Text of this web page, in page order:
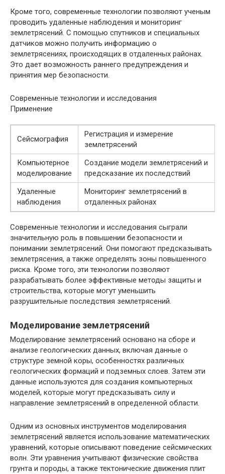
Кроме того, современные технологии позволяют ученым
проводить удаленные наблюдения и мониторинг
землетрясений. С помощью спутников и специальных
датчиков можно получить информацию о
землетрясениях, происходящих в отдаленных районах.
Это дает возможность раннего предупреждения и
принятия мер безопасности.
Современные технологии и исследования
Применение
Сейсмография
Регистрация и измерение
землетрясений
Компьютерное
моделирование
Создание модели землетрясений и
предсказание их последствий
Удаленные
наблюдения
Мониторинг землетрясений в
отдаленных районах
Современные технологии и исследования сыграли
значительную роль в повышении безопасности и
понимании землетрясений. Они помогают предсказывать
землетрясения, а также определять зоны повышенного
риска. Кроме того, эти технологии позволяют
разрабатывать более эффективные методы защиты и
строительства, которые могут уменьшить
разрушительные последствия землетрясений.
Моделирование землетрясений
Моделирование землетрясений основано на сборе и
анализе геологических данных, включая данные о
структуре земной коры, особенностях различных
геологических формаций и подземных слоев. Затем эти
данные используются для создания компьютерных
моделей, которые могут предсказывать силу и
направление землетрясений в определенной области.
Одним из основных инструментов моделирования
землетрясений является использование математических
уравнений, которые описывают поведение сейсмических
волн. Эти уравнения учитывают физические свойства
грунта и породы, а также тектонические движения плит